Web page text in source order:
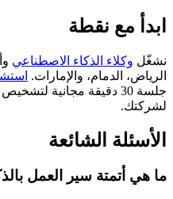
ابدأ مع نقطة
نشغّل وكلاء الذكاء الاصطناعي
الرياض، الدمام، والإمارات.
جلسة 30 دقيقة مجانية
لشركتك.
الأسئلة الشائعة
ما هي أتمتة سير العمل